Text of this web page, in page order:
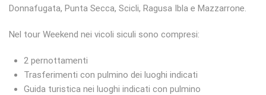
Donnafugata, Punta Secca, Scicli, Ragusa Ibla e Mazzarrone.
Nel tour Weekend nei vicoli siculi sono compresi:
2 pernottamenti
Trasferimenti con pulmino dei luoghi indicati
Guida turistica nei luoghi indicati con pulmino